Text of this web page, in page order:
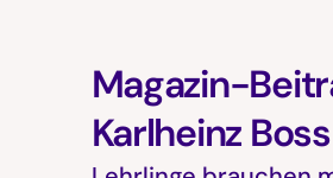
Magazin-
Karlheinz Boss